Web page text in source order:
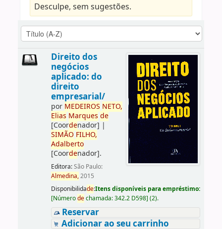
Desculpe, sem sugestões.
Direito dos
negócios
aplicado: do
direito
empresarial/
por MEDEIROS NETO,
Elias Marques de
[Coordenador] |
SIMÃO FILHO,
Adalberto
[Coordenador].
Editora:São Paulo:
Almedina,2015
Disponibilidade:Itens disponíveis para empréstimo:
[Númerodechamada:342.2 D598] (2).
Reservar
Adicionar ao seu carrinho